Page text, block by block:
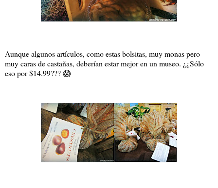
Aunque algunos artículos, como estas bolsitas, muy monas pero
muy caras de castañas, deberían estar mejor en un museo. ¿¿Sólo
eso por $14.99??? 😱